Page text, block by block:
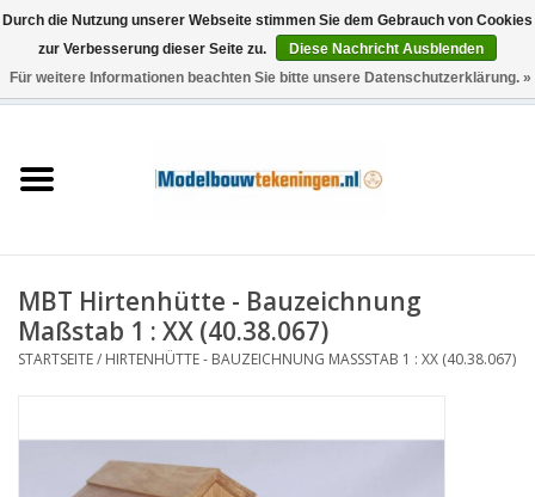
0 Artikel - €0,00
Schiffe
Holzbau
MBT Hirtenhütte - Bauzeichnung
Maßstab 1 : XX (40.38.067)
STARTSEITE/ HIRTENHÜTTE - BAUZEICHNUNG MASSSTAB 1 : XX (40.38.067)
Durch die Nutzung unserer Webseite stimmen Sie dem Gebrauch von Cookies
zur Verbesserung dieser Seite zu.
Diese Nachricht Ausblenden
Für weitere Informationen beachten Sie bitte unsere Datenschutzerklärung. »